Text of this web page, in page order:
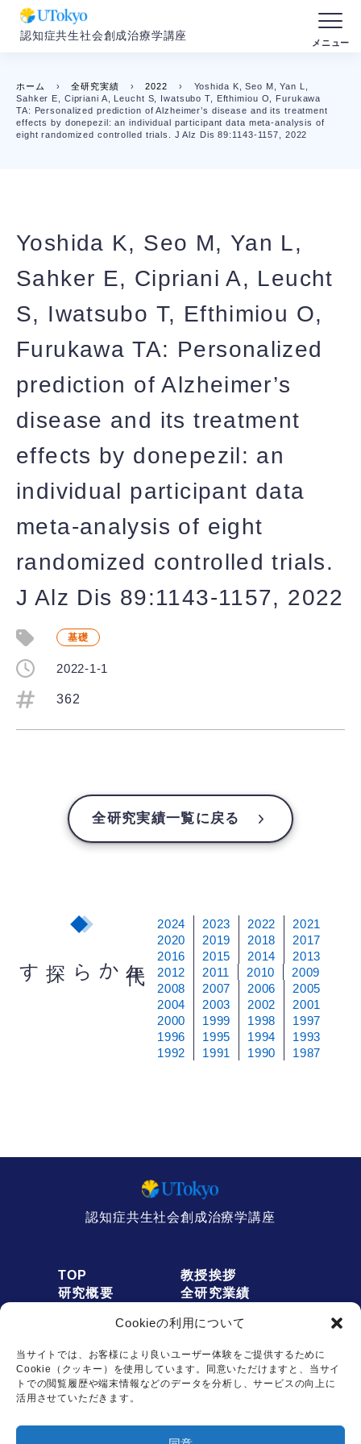
Cookieの利用について
当サイトでは、お客様により良いユーザー体験をご提供するために
Cookie（クッキー）を使用しています。同意いただけますと、当サイ
トでの閲覧履歴や端末情報などのデータを分析し、サービスの向上に
活用させていただきます。
認知症共生社会創成治療学講座
ホーム › 全研究実績 › 2022 ›
Yoshida K, Seo M, Yan L,
Sahker E, Cipriani A, Leucht S, Iwatsubo T, Efthimiou O, Furukawa
TA: Personalized prediction of Alzheimer’s disease and its treatment
effects by donepezil: an individual participant data meta-analysis of
eight randomized controlled trials. J Alz Dis 89:1143-1157, 2022
Yoshida K, Seo M, Yan L,
Sahker E, Cipriani A, Leucht
S, Iwatsubo T, Efthimiou O,
Furukawa TA: Personalized
prediction of Alzheimer’s
disease and its treatment
effects by donepezil: an
individual participant data
meta-analysis of eight
randomized controlled trials.
J Alz Dis 89:1143-1157, 2022
基礎
2022-1-1
362
全研究実績一覧に戻る
から探す
2024 2023 2022
2021
2020
2019 2018
2017
2016
2015 2014
2013
2012
2011 2010
2009
2008
2007 2006
2005
2004
2003 2002
2001
2000
1999 1998
1997
1996
1995 1994
1993
1992
1991 1990 1987
認知症共生社会創成治療学講座
TOP
教授挨拶
研究概要
全研究業績
リンク
お問い合わせは